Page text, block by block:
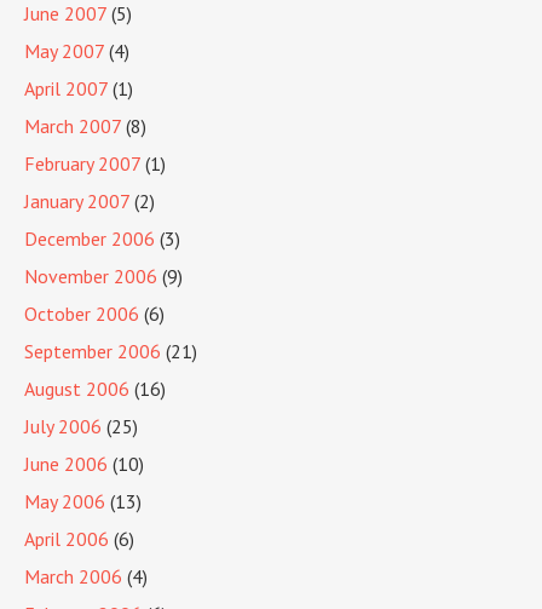
June 2007 (5)
May 2007 (4)
April 2007 (1)
March 2007 (8)
February 2007 (1)
January 2007 (2)
December 2006 (3)
November 2006 (9)
October 2006 (6)
September 2006 (21)
August 2006 (16)
July 2006 (25)
June 2006 (10)
May 2006 (13)
April 2006 (6)
March 2006 (4)